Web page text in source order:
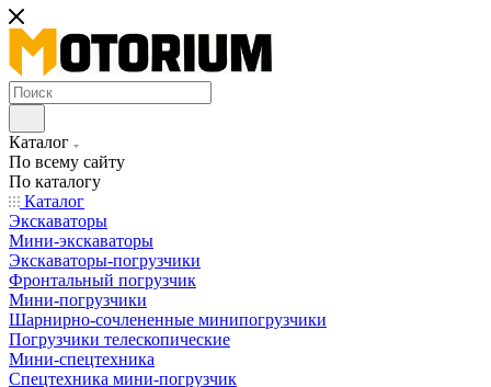
Каталог
По всему сайту
По каталогу
Каталог
Экскаваторы
Мини-экскаваторы
Экскаваторы-погрузчики
Фронтальный погрузчик
Мини-погрузчики
Шарнирно-сочлененные минипогрузчики
Погрузчики телескопические
Мини-спецтехника
Спецтехника мини-погрузчик